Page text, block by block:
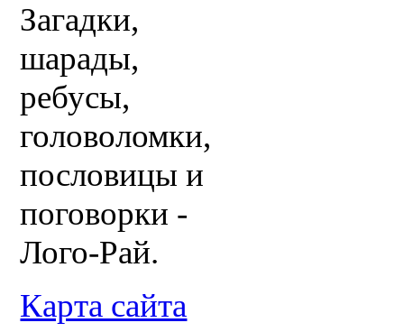
Загадки,
шарады,
ребусы,
головоломки,
пословицы и
поговорки -
Лого-Рай.
Карта сайта